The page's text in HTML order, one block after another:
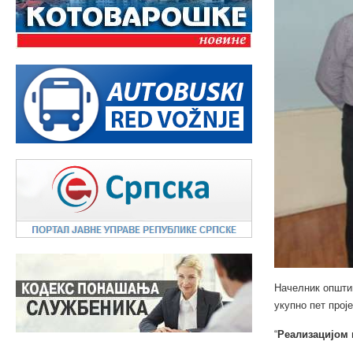
Начелник
укупно пет
“Реализацијом